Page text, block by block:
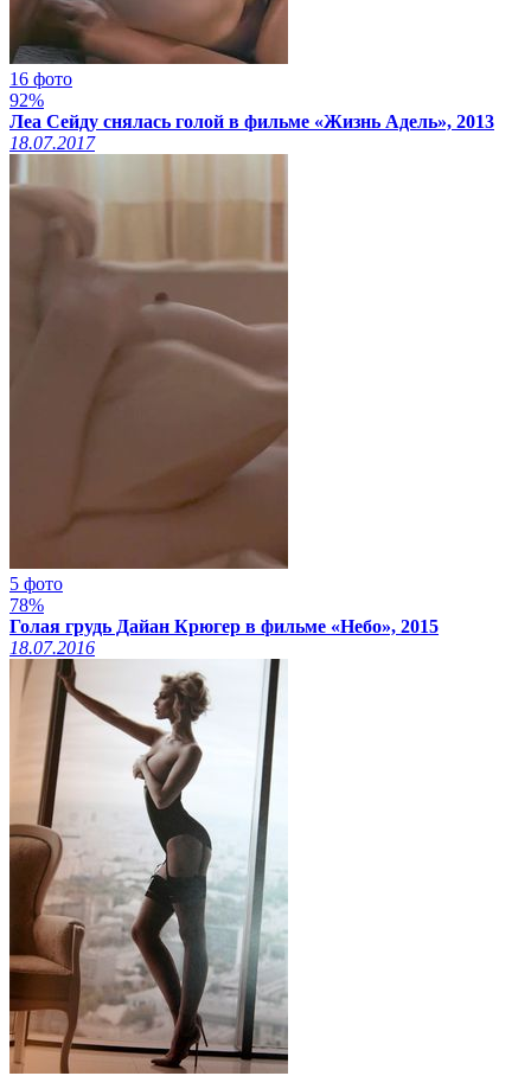
16 фото
92%
Леа Сейду снялась голой в фильме «Жизнь Адель», 2013
18.07.2017
5 фото
78%
Голая грудь Дайан Крюгер в фильме «Небо», 2015
18.07.2016